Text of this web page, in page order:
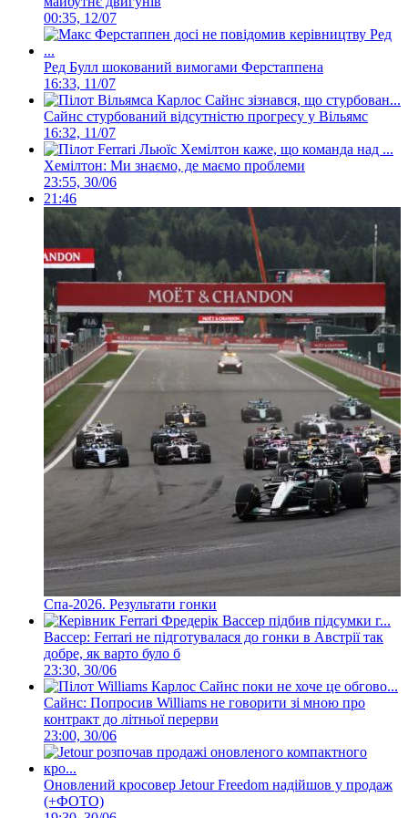
00:35, 12/07
Ред Булл шокований вимогами Ферстаппена
16:33, 11/07
Сайнс стурбований відсутністю прогресу у Вільямс
16:32, 11/07
Хемілтон: Ми знаємо, де маємо проблеми
23:55, 30/06
21:46
Спа-2026. Результати гонки
Вассер: Ferrari не підготувалася до гонки в Австрії так
добре, як варто було б
23:30, 30/06
Сайнс: Попросив Williams не говорити зі мною про
контракт до літньої перерви
23:00, 30/06
Оновлений кросовер Jetour Freedom надійшов у продаж
(+ФОТО)